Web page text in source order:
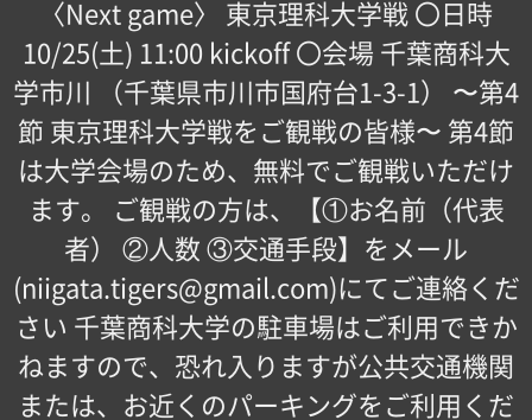
〈Next game〉 東京理科大学戦 〇日時
10/25(土) 11:00 kickoff 〇会場 千葉商科大
学市川 （千葉県市川市国府台1-3-1） 〜第4
節 東京理科大学戦をご観戦の皆様〜 第4節
は大学会場のため、無料でご観戦いただけ
ます。 ご観戦の方は、【①お名前（代表
者） ②人数 ③交通手段】をメール
(niigata.tigers@gmail.com)にてご連絡くだ
さい 千葉商科大学の駐車場はご利用できか
ねますので、恐れ入りますが公共交通機関
または、お近くのパーキングをご利用くだ